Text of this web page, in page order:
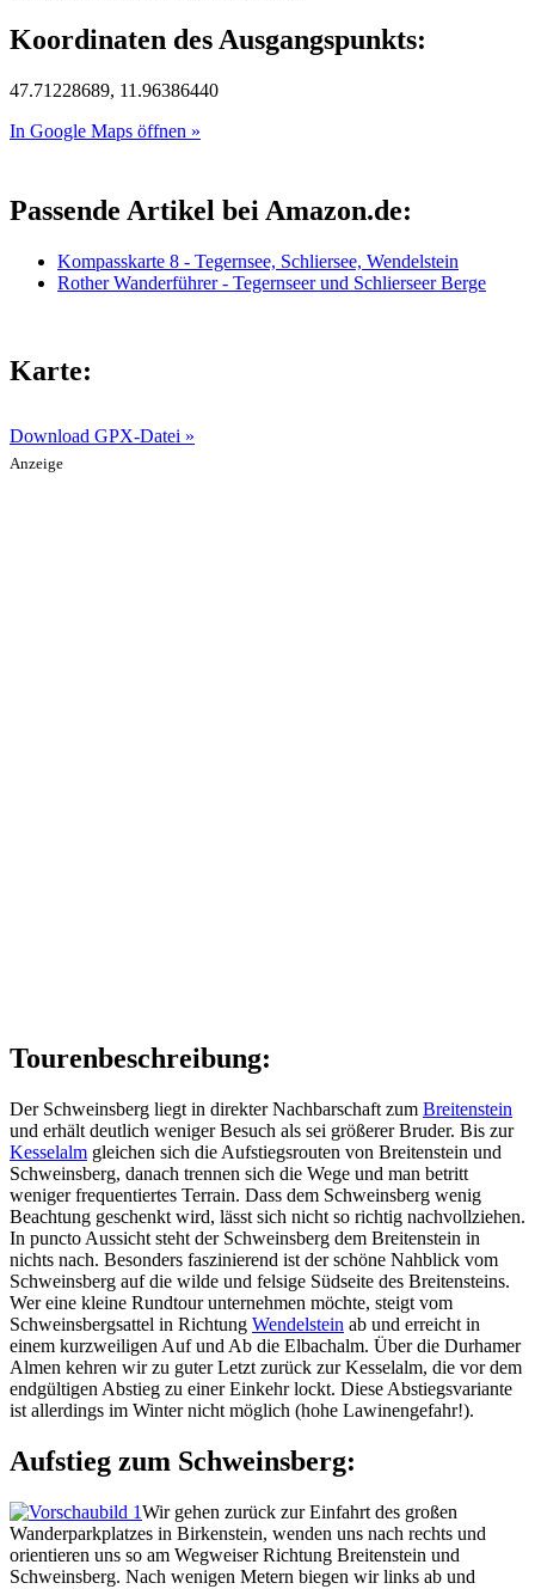
Koordinaten des Ausgangspunkts:
47.71228689, 11.96386440
In Google Maps öffnen »
Passende Artikel bei Amazon.de:
Kompasskarte 8 - Tegernsee, Schliersee, Wendelstein
Rother Wanderführer - Tegernseer und Schlierseer Berge
Karte:
Download GPX-Datei »
Anzeige
Tourenbeschreibung:
Der Schweinsberg liegt in direkter Nachbarschaft zum Breitenstein
und erhält deutlich weniger Besuch als sei größerer Bruder. Bis zur
Kesselalm gleichen sich die Aufstiegsrouten von Breitenstein und
Schweinsberg, danach trennen sich die Wege und man betritt
weniger frequentiertes Terrain. Dass dem Schweinsberg wenig
Beachtung geschenkt wird, lässt sich nicht so richtig nachvollziehen.
In puncto Aussicht steht der Schweinsberg dem Breitenstein in
nichts nach. Besonders faszinierend ist der schöne Nahblick vom
Schweinsberg auf die wilde und felsige Südseite des Breitensteins.
Wer eine kleine Rundtour unternehmen möchte, steigt vom
Schweinsbergsattel in Richtung Wendelstein ab und erreicht in
einem kurzweiligen Auf und Ab die Elbachalm. Über die Durhamer
Almen kehren wir zu guter Letzt zurück zur Kesselalm, die vor dem
endgültigen Abstieg zu einer Einkehr lockt. Diese Abstiegsvariante
ist allerdings im Winter nicht möglich (hohe Lawinengefahr!).
Aufstieg zum Schweinsberg:
Wir gehen zurück zur Einfahrt des großen
Wanderparkplatzes in Birkenstein, wenden uns nach rechts und
orientieren uns so am Wegweiser Richtung Breitenstein und
Schweinsberg. Nach wenigen Metern biegen wir links ab und